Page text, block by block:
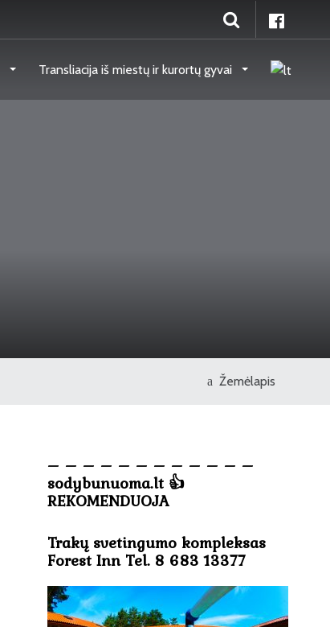
Transliacija iš miestų ir kurortų gyvai
Žemėlapis
– – – – – – – – – – – –
sodybunuoma.lt 👍
REKOMENDUOJA
Trakų svetingumo kompleksas
Forest Inn Tel. 8 683 13377